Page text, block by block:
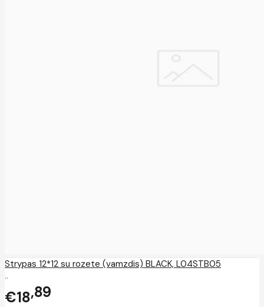
Strypas 12*12 su rozete (vamzdis) BLACK, L04STB05
..
€18 89